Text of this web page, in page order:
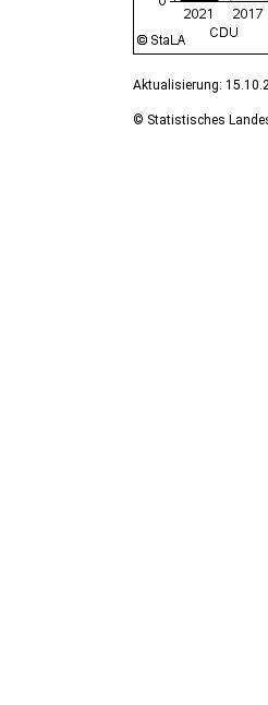
Aktualisierung:
© Statistisches